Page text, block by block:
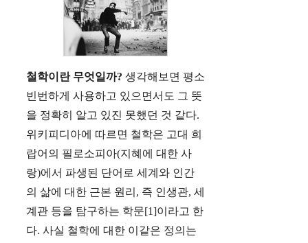
철학이란 무엇일까? 생각해보면 평소
빈번하게 사용하고 있으면서도 그 뜻
을 정확히 알고 있진 못했던 것 같다.
위키피디아에 따르면 철학은 고대 희
랍어의 필로소피아(지혜에 대한 사
랑)에서 파생된 단어로 세계와 인간
의 삶에 대한 근본 원리, 즉 인생관, 세
계관 등을 탐구하는 학문[1]이라고 한
다. 사실 철학에 대한 이같은 정의는